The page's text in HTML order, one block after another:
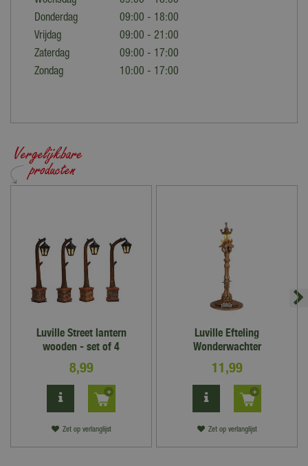
Donderdag
09:00 - 18:00
Vrijdag
09:00 - 21:00
Zaterdag
09:00 - 17:00
Zondag
10:00 - 17:00
Luville Street lantern
wooden - set of 4
8,99
Zet op verlanglijst
Luville Efteling
Wonderwachter
11,99
Zet op verlanglijst